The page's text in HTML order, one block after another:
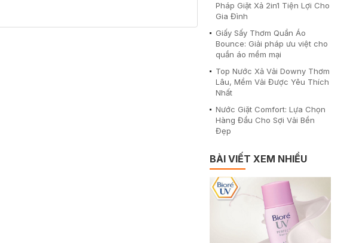
Pháp Giặt Xả 2in1 Tiện Lợi Cho
Gia Đình
Giấy Sấy Thơm Quần Áo
Bounce: Giải pháp ưu việt cho
quần áo mềm mại
Top Nước Xả Vải Downy Thơm
Lâu, Mềm Vải Được Yêu Thích
Nhất
Nước Giặt Comfort: Lựa Chọn
Hàng Đầu Cho Sợi Vải Bền
Đẹp
BÀI VIẾT XEM NHIỀU